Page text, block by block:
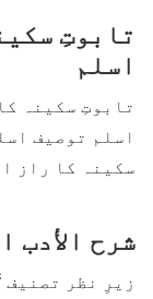
تابوتِ
اسلم
تابوتِ سکینہ
اسلم توصیف
سکینہ کا راز
شرح الأدب
زیرِ نظر تصنیف